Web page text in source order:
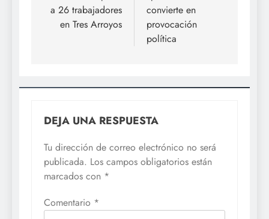
a 26 trabajadores
en Tres Arroyos
convierte en
provocación
política
DEJA UNA RESPUESTA
Tu dirección de correo electrónico no será
publicada. Los campos obligatorios están
marcados con *
Comentario *